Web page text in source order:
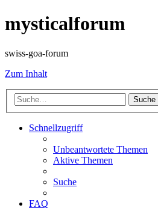
mysticalforum
swiss-goa-forum
Zum Inhalt
Suche
Schnellzugriff
Unbeantwortete Themen
Aktive Themen
Suche
FAQ